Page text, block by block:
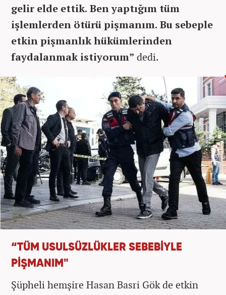
gelir elde ettik. Ben yaptığım tüm
işlemlerden ötürü pişmanım. Bu sebeple
etkin pişmanlık hükümlerinden
faydalanmak istiyorum” dedi.
“TÜM USULSÜZLÜKLER SEBEBİYLE
PİŞMANIM"
Şüpheli hemşire Hasan Basri Gök de etkin